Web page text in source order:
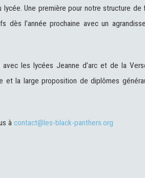
Une première pour notre structure de
dès l’année prochaine avec un
les lycées Jeanne d’arc et de la
et la large proposition de diplômes
à contact@les-black-panthers.org